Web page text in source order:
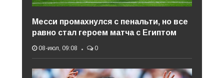
Месси промахнулся с пенальти, но все
равно стал героем матча с Египтом
08-июл, 09:08 0